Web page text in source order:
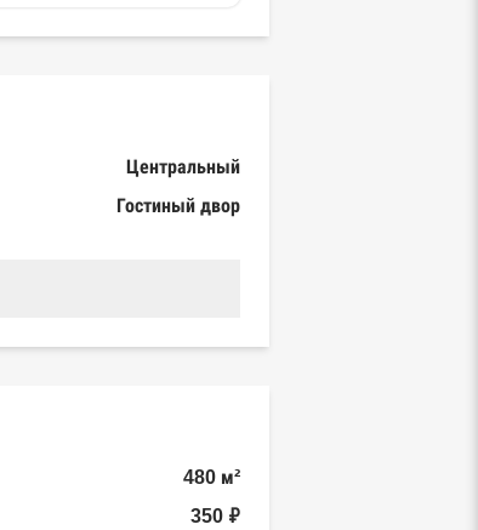
Центральный
Гостиный двор
480 м²
350 ₽